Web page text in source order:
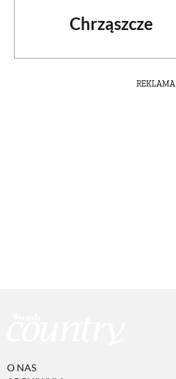
Chrząszcze
REKLAMA
O NAS